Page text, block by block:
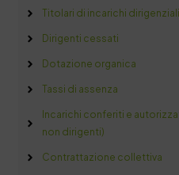
Titolari di incarichi
Dirigenti cessati
Dotazione organica
Tassi di assenza
Incarichi conferiti e
non dirigenti)
Contrattazione collettiva